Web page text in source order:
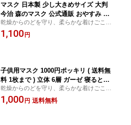
マスク 日本製 少し大きめサイズ 大判
今治 森のマスク 公式通販 おやすみ 洗
って使える エコなマスク 【 ガーゼ 洗
える 寝るとき 大きめ 大き目 洗濯 風邪
乾燥からのどを守り、柔らかな着けごこち
にこだわった今治タオルのガーゼマスク 今
治 国産 マスク 保湿 安眠 日本製 綿100％ コ
1,100円
子供用マスク 1000円ポッキリ ( 送料無
料 1枚まで ) 立体 6層 ガーゼ 寝るとき
マスク キッズ 今治 日本製 子ども こど
も おやすみマスク 洗える 【 洗濯 乾燥
乾燥からのどを守り、柔らかな着けごこち
にこだわった今治タオルのガーゼマスク 今
治 国産 マスク 保湿 安眠 日本製 綿100％ コ
1,000円 送料無料